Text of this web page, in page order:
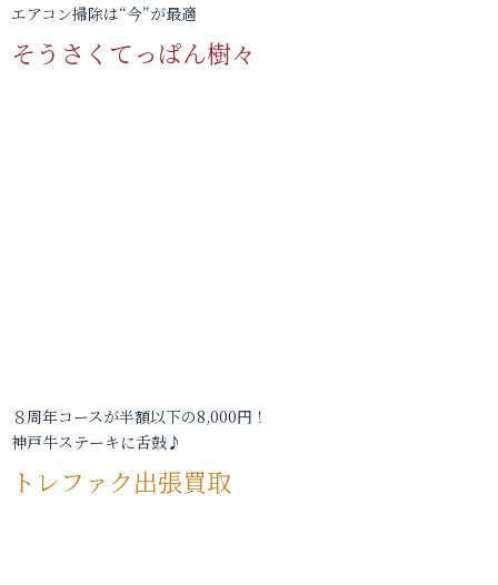
エアコン掃除は“今”が最適
そうさくてっぱん樹々
８周年コースが半額以下の8,000円！
神戸牛ステーキに舌鼓♪
トレファク出張買取